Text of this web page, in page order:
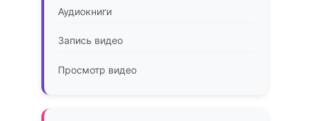
Аудиокниги
Запись видео
Просмотр видео